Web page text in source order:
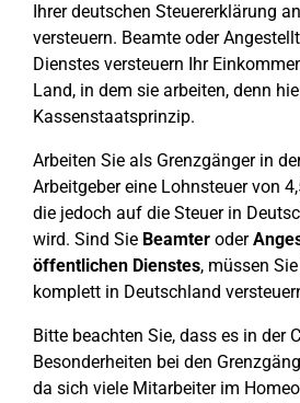
Ihrer deutschen Steuererklärung
versteuern. Beamte oder
Dienstes versteuern Ihr
Land, in dem sie arbeiten, denn
Kassenstaatsprinzip.
Arbeiten Sie als Grenzgänger in
Arbeitgeber eine Lohnsteuer von
die jedoch auf die Steuer in
wird. Sind Sie Beamter oder
öffentlichen Dienstes, müssen
komplett in Deutschland
Bitte beachten Sie, dass es in der
Besonderheiten bei den
da sich viele Mitarbeiter im